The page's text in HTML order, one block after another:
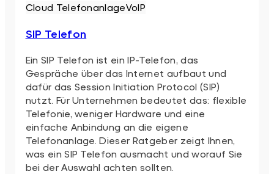
Cloud TelefonanlageVoIP
SIP Telefon
Ein SIP Telefon ist ein IP-Telefon, das
Gespräche über das Internet aufbaut und
dafür das Session Initiation Protocol (SIP)
nutzt. Für Unternehmen bedeutet das: flexible
Telefonie, weniger Hardware und eine
einfache Anbindung an die eigene
Telefonanlage. Dieser Ratgeber zeigt Ihnen,
was ein SIP Telefon ausmacht und worauf Sie
bei der Auswahl achten sollten.